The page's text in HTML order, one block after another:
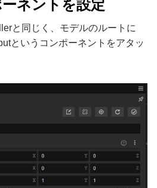
ネントを設定
と同じく、モデルのルートに
というコンポーネントをアタッ